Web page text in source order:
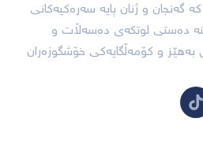
گەنجان و ژنان پایە سەرەکیەکانی
دەستی لوتکەی دەسەڵات و
بەهێز و کۆمەڵگایەکى خۆشگوزەران